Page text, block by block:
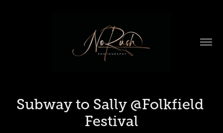
Subway to Sally @Folkfield
Festival